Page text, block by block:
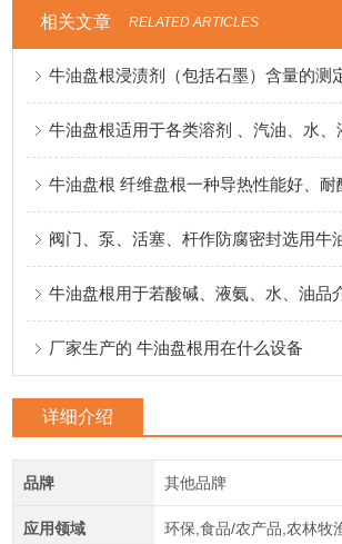
相关文章 RELATED ARTICLES
牛油盘根浸渍剂（包括石墨）含量的测
牛油盘根 纤维盘根一种导热性能好、耐
阀门、泵、活塞、杆作防腐密封选用牛
厂家生产的 牛油盘根用在什么设备
详细介绍
品牌 其他品牌
应用领域 环保,食品/农产品,农林牧